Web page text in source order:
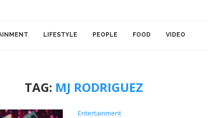
LIFESTYLE PEOPLE FOOD VIDEO
TAG: MJ RODRIGUEZ
Entertainment